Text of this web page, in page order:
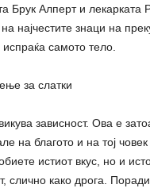
Брук Алперт и лекарката
најчестите знаци на
самото тело.
за слатки
зависност. Ова е
на благото и на тој
истиот вкус, но и
слично како дрога.